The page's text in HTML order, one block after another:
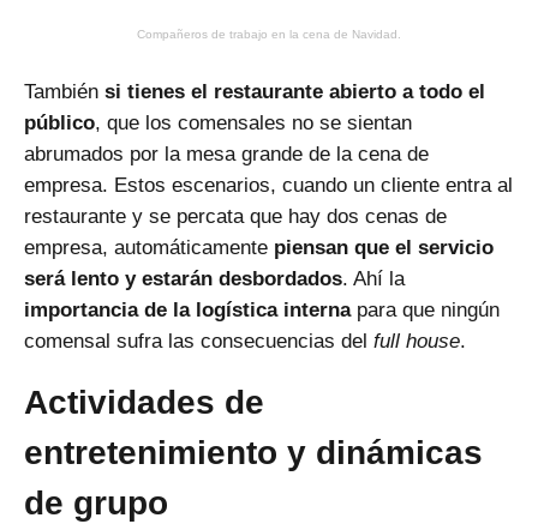
Compañeros de trabajo en la cena de Navidad.
También si tienes el restaurante abierto a todo el
público, que los comensales no se sientan
abrumados por la mesa grande de la cena de
empresa. Estos escenarios, cuando un cliente entra al
restaurante y se percata que hay dos cenas de
empresa, automáticamente piensan que el servicio
será lento y estarán desbordados. Ahí la
importancia de la logística interna para que ningún
comensal sufra las consecuencias del full house.
Actividades de
entretenimiento y dinámicas
de grupo